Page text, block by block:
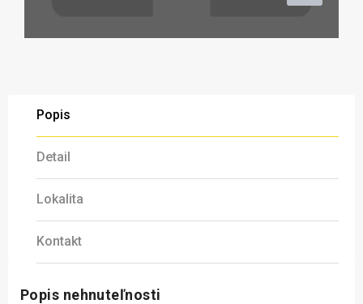
Popis
Detail
Lokalita
Kontakt
Popis nehnuteľnosti